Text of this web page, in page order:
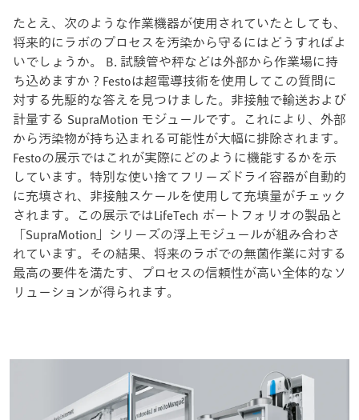
たとえ、次のような作業機器が使用されていたとしても、
将来的にラボのプロセスを汚染から守るにはどうすればよ
いでしょうか。 B. 試験管や秤などは外部から作業場に持
ち込めますか？Festoは超電導技術を使用してこの質問に
対する先駆的な答えを見つけました。非接触で輸送および
計量する SupraMotion モジュールです。これにより、外部
から汚染物が持ち込まれる可能性が大幅に排除されます。
Festoの展示ではこれが実際にどのように機能するかを示
しています。特別な使い捨てフリーズドライ容器が自動的
に充填され、非接触スケールを使用して充填量がチェック
されます。この展示ではLifeTech ポートフォリオの製品と
「SupraMotion」シリーズの浮上モジュールが組み合わさ
れています。その結果、将来のラボでの無菌作業に対する
最高の要件を満たす、プロセスの信頼性が高い全体的なソ
リューションが得られます。